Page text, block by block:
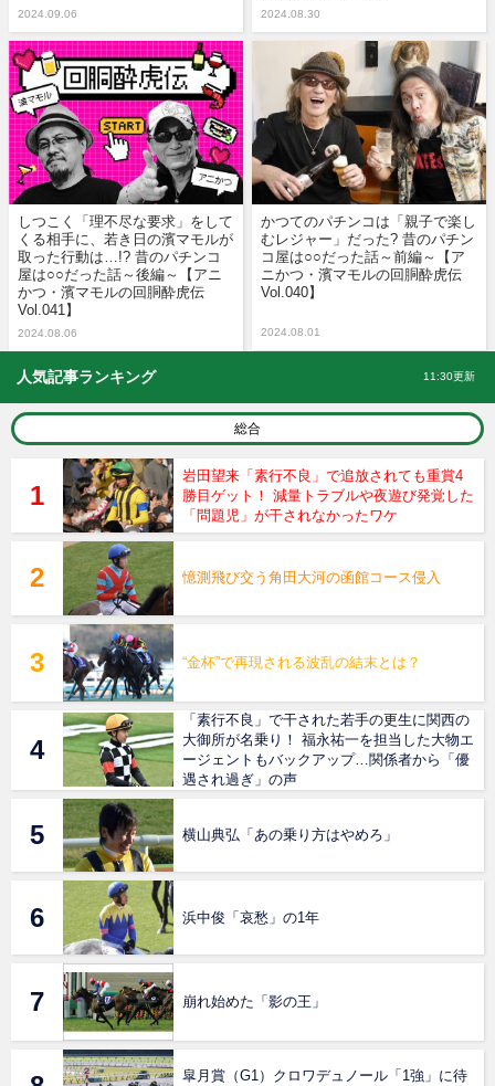
2024.09.06 2024.08.30
しつこく「理不尽な要求」をして
くる相手に、若き日の濱マモルが
取った行動は…!? 昔のパチンコ
屋は○○だった話～後編～【アニ
かつ・濱マモルの回胴酔虎伝
Vol.041】
2024.08.06
かつてのパチンコは「親子で楽し
むレジャー」だった? 昔のパチン
コ屋は○○だった話～前編～【ア
ニかつ・濱マモルの回胴酔虎伝
Vol.040】
2024.08.01
人気記事ランキング 11:30更新
総合
岩田望来「素行不良」で追放されても重賞4
勝目ゲット！ 減量トラブルや夜遊び発覚した
「問題児」が干されなかったワケ
憶測飛び交う角田大河の函館コース侵入
“金杯”で再現される波乱の結末とは？
「素行不良」で干された若手の更生に関西の
大御所が名乗り！ 福永祐一を担当した大物エ
ージェントもバックアップ…関係者から「優
遇され過ぎ」の声
横山典弘「あの乗り方はやめろ」
浜中俊「哀愁」の1年
崩れ始めた「影の王」
皐月賞（G1）クロワデュノール「1強」に待